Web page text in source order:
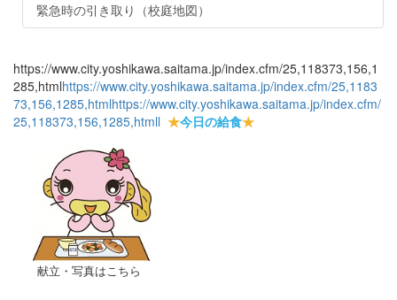
緊急時の引き取り（校庭地図）
https://www.city.yoshikawa.saitama.jp/index.cfm/25,118373,156,1
285,htmlhttps://www.city.yoshikawa.saitama.jp/index.cfm/25,1183
73,156,1285,htmlhttps://www.city.yoshikawa.saitama.jp/index.cfm/
25,118373,156,1285,htmll ★今日の給食★
献立・写真はこちら